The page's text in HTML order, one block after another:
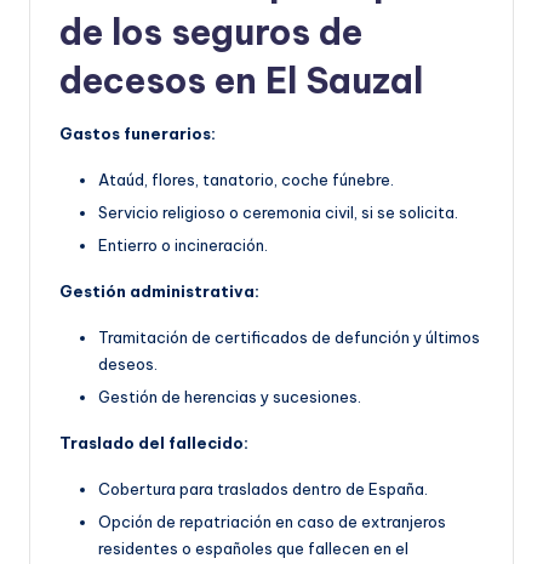
de los seguros de
decesos en El Sauzal
Gastos funerarios:
Ataúd, flores, tanatorio, coche fúnebre.
Servicio religioso o ceremonia civil, si se solicita.
Entierro o incineración.
Gestión administrativa:
Tramitación de certificados de defunción y últimos
deseos.
Gestión de herencias y sucesiones.
Traslado del fallecido:
Cobertura para traslados dentro de España.
Opción de repatriación en caso de extranjeros
residentes o españoles que fallecen en el